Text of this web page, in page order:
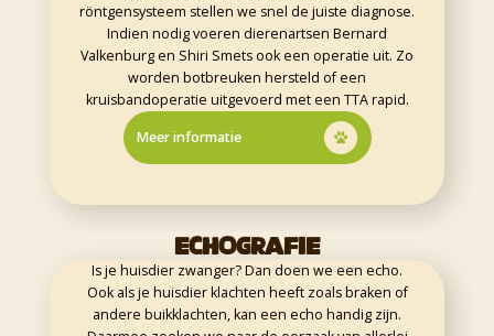
röntgensysteem stellen we snel de juiste diagnose.
Indien nodig voeren dierenartsen Bernard
Valkenburg en Shiri Smets ook een operatie uit. Zo
worden botbreuken hersteld of een
kruisbandoperatie uitgevoerd met een TTA rapid.
Meer informatie
ECHOGRAFIE
Is je huisdier zwanger? Dan doen we een echo.
Ook als je huisdier klachten heeft zoals braken of
andere buikklachten, kan een echo handig zijn.